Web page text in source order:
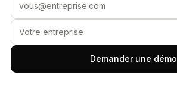
Demander une démo